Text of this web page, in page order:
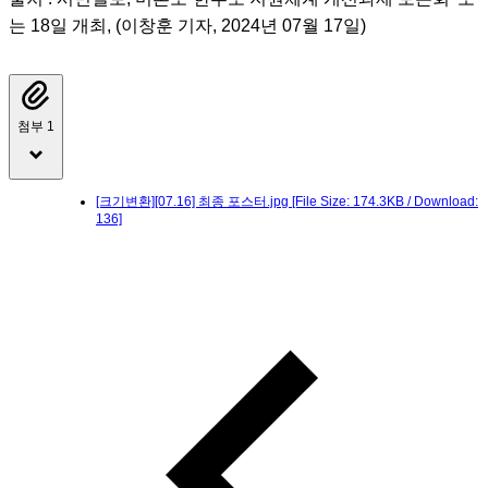
는 18일 개최, (이창훈 기자, 2024년 07월 17일)
첨부 1
[크기변환][07.16] 최종 포스터.jpg [File Size: 174.3KB / Download:
136]